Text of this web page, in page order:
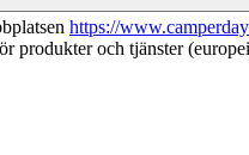
https://
produkter och tjänster